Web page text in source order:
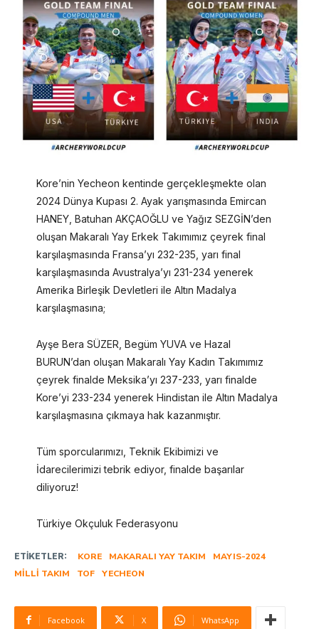
Kore’nin Yecheon kentinde gerçekleşmekte olan
2024 Dünya Kupası 2. Ayak yarışmasında Emircan
HANEY, Batuhan AKÇAOĞLU ve Yağız SEZGİN’den
oluşan Makaralı Yay Erkek Takımımız çeyrek final
karşılaşmasında Fransa’yı 232-235, yarı final
karşılaşmasında Avustralya’yı 231-234 yenerek
Amerika Birleşik Devletleri ile Altın Madalya
karşılaşmasına;
Ayşe Bera SÜZER, Begüm YUVA ve Hazal
BURUN’dan oluşan Makaralı Yay Kadın Takımımız
çeyrek finalde Meksika’yı 237-233, yarı finalde
Kore’yi 233-234 yenerek Hindistan ile Altın Madalya
karşılaşmasına çıkmaya hak kazanmıştır.
Tüm sporcularımızı, Teknik Ekibimizi ve
İdarecilerimizi tebrik ediyor, finalde başarılar
diliyoruz!
Türkiye Okçuluk Federasyonu
ETIKETLER: KORE MAKARALI YAY TAKIM
MAYIS-2024
MILLI TAKIM
TOF YECHEON
Facebook X WhatsApp